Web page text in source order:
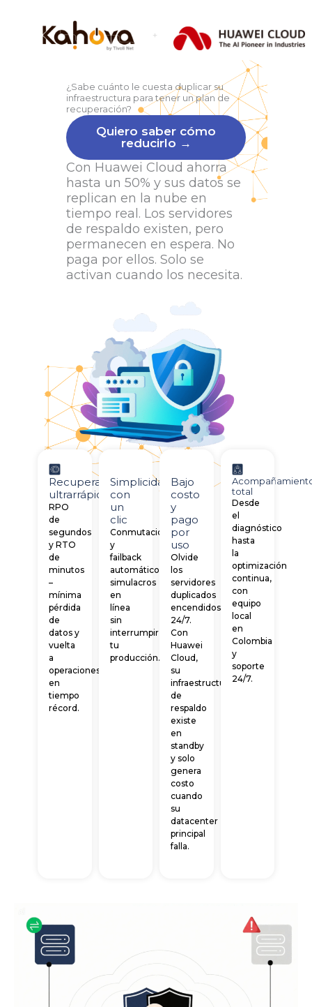
+
¿Sabe cuánto le cuesta duplicar su
infraestructura para tener un plan de
recuperación?
Quiero saber cómo
reducirlo →
Con Huawei Cloud ahorra
hasta un 50% y sus datos se
replican en la nube en
tiempo real. Los servidores
de respaldo existen, pero
permanecen en espera. No
paga por ellos. Solo se
activan cuando los necesita.
Recuperación
ultrarrápida
RPO
de
segundos
y RTO
de
minutos
–
mínima
pérdida
de
datos y
vuelta
a
operaciones
en
tiempo
récord.
Simplicidad
con
un
clic
Conmutación
y
failback
automático,
simulacros
en
línea
sin
interrumpir
tu
producción.
Bajo
costo
y
pago
por
uso
Olvide
los
servidores
duplicados
encendidos
24/7.
Con
Huawei
Cloud,
su
infraestructura
de
respaldo
existe
en
standby
y solo
genera
costo
cuando
su
datacenter
principal
falla.
total
Desde
el
diagnóstico
hasta
la
optimización
continua,
con
equipo
local
en
Colombia
y
soporte
24/7.